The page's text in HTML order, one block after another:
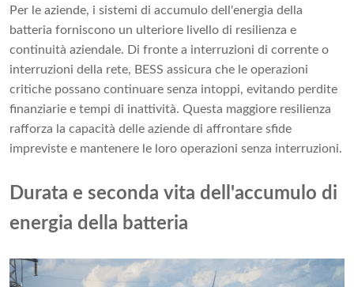
Per le aziende, i sistemi di accumulo dell'energia della
batteria forniscono un ulteriore livello di resilienza e
continuità aziendale. Di fronte a interruzioni di corrente o
interruzioni della rete, BESS assicura che le operazioni
critiche possano continuare senza intoppi, evitando perdite
finanziarie e tempi di inattività. Questa maggiore resilienza
rafforza la capacità delle aziende di affrontare sfide
impreviste e mantenere le loro operazioni senza interruzioni.
Durata e seconda vita dell'accumulo di
energia della batteria